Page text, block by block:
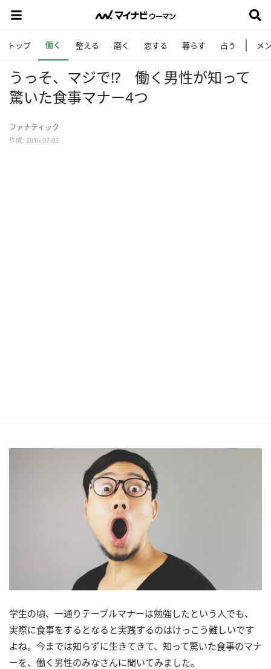
トップ 働く 整える 磨く 恋する 暮らす 占う メ
うっそ、マジで!? 働く男性が知って
驚いた食事マナー4つ
ファナティック
作成: 2016.07.03
学生の頃、一通りテーブルマナーは勉強したという人でも、
実際に食事をするとなると実践するのはけっこう難しいです
よね。今までは知らずに生きてきて、知って驚いた食事のマナ
ーを、働く男性のみなさんに聞いてみました。